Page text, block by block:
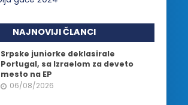
NAJNOVIJI ČLANCI
Srpske juniorke deklasirale
Portugal, sa Izraelom za deveto
mesto na EP
06/08/2026